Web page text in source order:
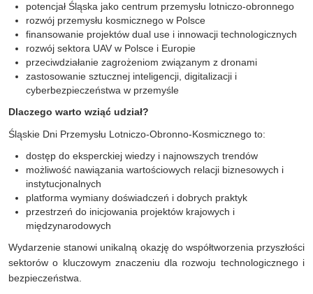
potencjał Śląska jako centrum przemysłu lotniczo-obronnego
rozwój przemysłu kosmicznego w Polsce
finansowanie projektów dual use i innowacji technologicznych
rozwój sektora UAV w Polsce i Europie
przeciwdziałanie zagrożeniom związanym z dronami
zastosowanie sztucznej inteligencji, digitalizacji i
cyberbezpieczeństwa w przemyśle
Dlaczego warto wziąć udział?
Śląskie Dni Przemysłu Lotniczo-Obronno-Kosmicznego to:
dostęp do eksperckiej wiedzy i najnowszych trendów
możliwość nawiązania wartościowych relacji biznesowych i
instytucjonalnych
platforma wymiany doświadczeń i dobrych praktyk
przestrzeń do inicjowania projektów krajowych i
międzynarodowych
Wydarzenie stanowi unikalną okazję do współtworzenia przyszłości
sektorów o kluczowym znaczeniu dla rozwoju technologicznego i
bezpieczeństwa.